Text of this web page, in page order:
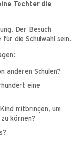
Tochter die
Der Besuch
für die Schulwahl sein.
anderen Schulen?
eine
mitbringen, um
können?